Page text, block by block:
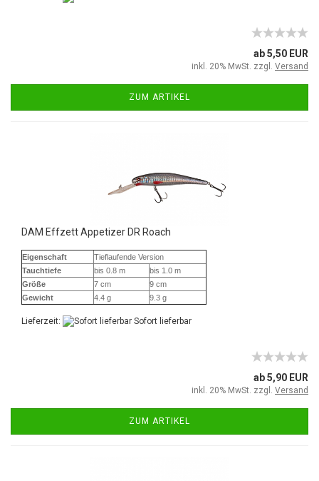
ab 5,50 EUR
inkl. 20% MwSt. zzgl. Versand
ZUM ARTIKEL
DAM Effzett Appetizer DR Roach
Eigenschaft
Tieflaufende Version
Tauchtiefe
bis 0.8 m
bis 1.0 m
Größe
7 cm
9 cm
Gewicht
4.4 g 9.3 g
Lieferzeit: Sofort lieferbar
ab 5,90 EUR
inkl. 20% MwSt. zzgl. Versand
ZUM ARTIKEL